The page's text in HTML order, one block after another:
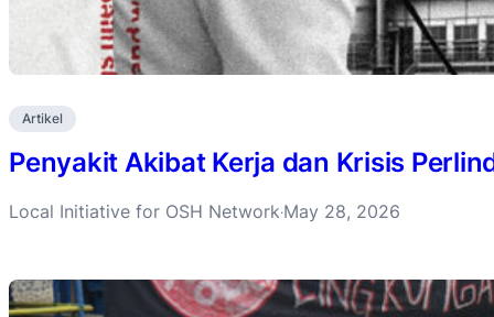
Artikel
Penyakit Akibat Kerja dan Krisis
Local Initiative for OSH Network·May 28, 2026